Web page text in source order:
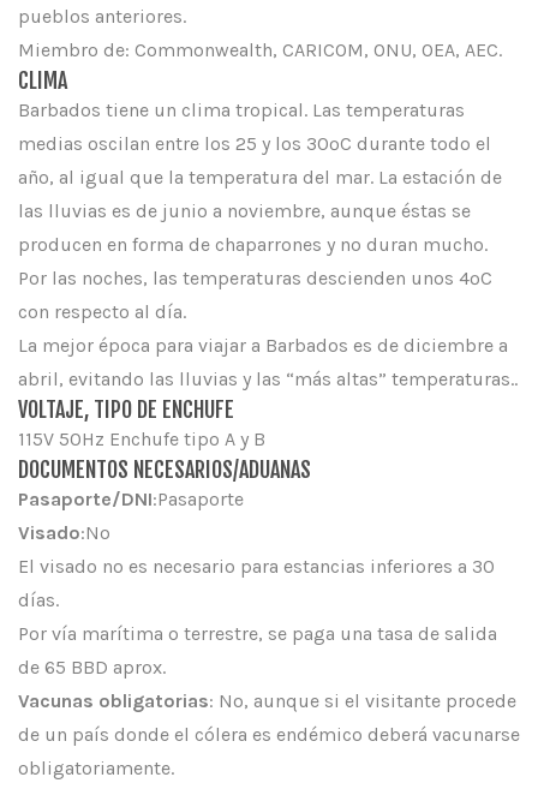
pueblos anteriores.
Miembro de: Commonwealth, CARICOM, ONU, OEA, AEC.
CLIMA
Barbados tiene un clima tropical. Las temperaturas
medias oscilan entre los 25 y los 30ºC durante todo el
año, al igual que la temperatura del mar. La estación de
las lluvias es de junio a noviembre, aunque éstas se
producen en forma de chaparrones y no duran mucho.
Por las noches, las temperaturas descienden unos 4ºC
con respecto al día.
La mejor época para viajar a Barbados es de diciembre a
abril, evitando las lluvias y las “más altas” temperaturas..
VOLTAJE, TIPO DE ENCHUFE
115V 50Hz Enchufe tipo A y B
DOCUMENTOS NECESARIOS/ADUANAS
Pasaporte/DNI:Pasaporte
Visado:No
El visado no es necesario para estancias inferiores a 30
días.
Por vía marítima o terrestre, se paga una tasa de salida
de 65 BBD aprox.
Vacunas obligatorias: No, aunque si el visitante procede
de un país donde el cólera es endémico deberá vacunarse
obligatoriamente.